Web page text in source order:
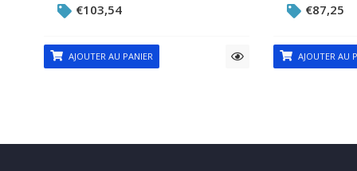
€103,54
AJOUTER AU PANIER
€87,25
AJOUTER AU